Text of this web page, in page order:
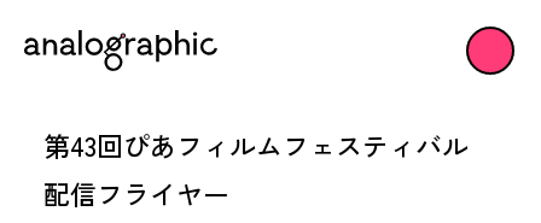
第43回ぴあフィルムフェスティバル
配信フライヤー